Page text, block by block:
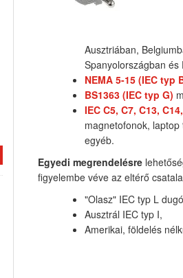
Ausztriában,
Spanyolországban
NEMA 5-15 (IEC typ
BS1363 (IEC typ G)
IEC C5, C7, C13,
magnetofonok,
egyéb.
Egyedi megrendelésre
figyelembe véve az eltérő
"Olasz" IEC typ L
Ausztrál IEC typ I,
Amerikai, földelés